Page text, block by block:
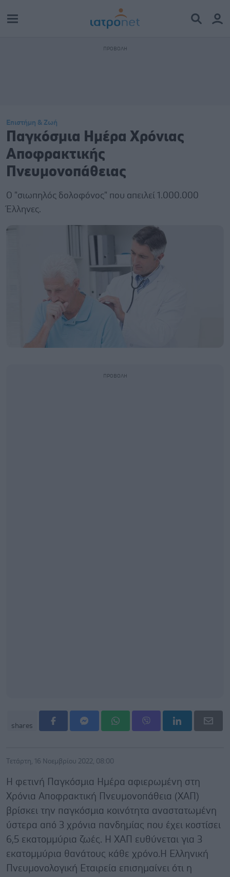
Επιστήμη & Ζωή
Παγκόσμια Ημέρα Χρόνιας
Αποφρακτικής
Πνευμονοπάθειας
Ο "σιωπηλός δολοφόνος" που απειλεί 1.000.000
Έλληνες.
shares
Τετάρτη, 16 Νοεμβρίου 2022, 08:00
Η φετινή Παγκόσμια Ημέρα αφιερωμένη στη
Χρόνια Αποφρακτική Πνευμονοπάθεια (ΧΑΠ)
βρίσκει την παγκόσμια κοινότητα αναστατωμένη
ύστερα από 3 χρόνια πανδημίας που έχει κοστίσει
6,5 εκατομμύρια ζωές. Η ΧΑΠ ευθύνεται για 3
εκατομμύρια θανάτους κάθε χρόνο.Η Ελληνική
Πνευμονολογική Εταιρεία επισημαίνει ότι η